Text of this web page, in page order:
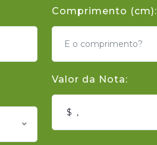
Comprimento (cm):
Valor da Nota: